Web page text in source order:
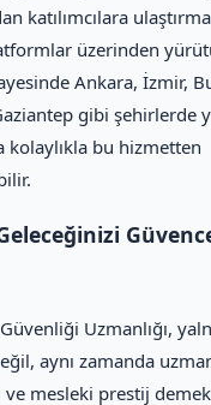
katılımcılara
üzerinden
Ankara, İzmir,
gibi şehirlerde
kolaylıkla bu hizmetten
Güvenliği Uzmanlığı,
aynı zamanda
ve mesleki prestij